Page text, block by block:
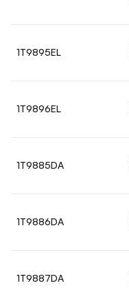
1T9895EL
1T9896EL
1T9885DA
1T9886DA
1T9887DA